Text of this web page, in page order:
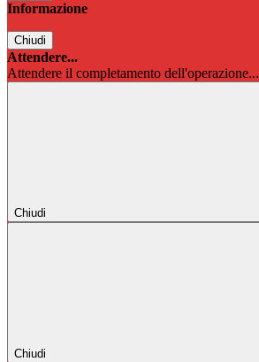
Informazione
Chiudi
Attendere...
Attendere il completamento dell'operazione...
Chiudi
Chiudi